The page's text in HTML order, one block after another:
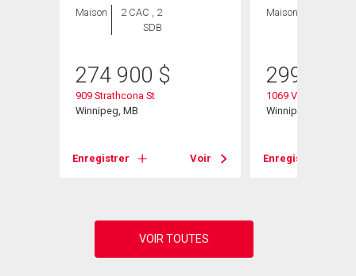
Maison
2 CAC , 2
SDB
274 900 $
909 Strathcona St
Winnipeg, MB
Enregistrer Voir
Maison
299 000
1069 Valour Road
Winnipeg, MB
Enregistrer